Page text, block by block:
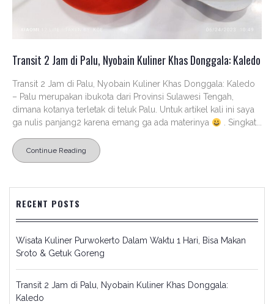
Transit 2 Jam di Palu, Nyobain Kuliner Khas Donggala: Kaledo
Transit 2 Jam di Palu, Nyobain Kuliner Khas Donggala: Kaledo
– Palu merupakan ibukota dari Provinsi Sulawesi Tengah,
dimana kotanya terletak di teluk Palu. Untuk artikel kali ini saya
ga nulis panjang2 karena emang ga ada materinya
. Singkat...
Continue Reading
RECENT POSTS
Wisata Kuliner Purwokerto Dalam Waktu 1 Hari, Bisa Makan
Sroto & Getuk Goreng
Transit 2 Jam di Palu, Nyobain Kuliner Khas Donggala:
Kaledo